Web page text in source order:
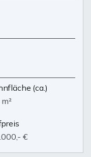
(ca.)
€